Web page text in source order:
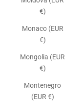
€)
Monaco (EUR
€)
Mongolia (EUR
€)
Montenegro
(EUR €)